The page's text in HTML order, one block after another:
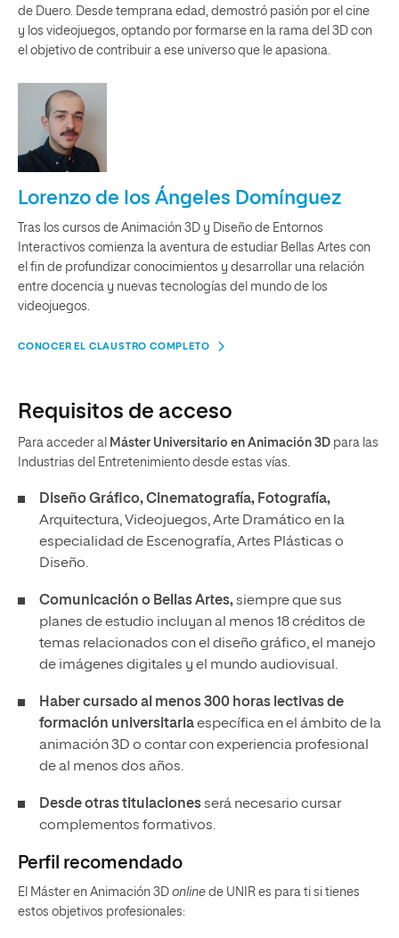
de Duero. Desde temprana edad, demostró pasión por el cine
y los videojuegos, optando por formarse en la rama del 3D con
el objetivo de contribuir a ese universo que le apasiona.
Lorenzo de los Ángeles Domínguez
Tras los cursos de Animación 3D y Diseño de Entornos
Interactivos comienza la aventura de estudiar Bellas Artes con
el fin de profundizar conocimientos y desarrollar una relación
entre docencia y nuevas tecnologías del mundo de los
videojuegos.
CONOCER EL CLAUSTRO COMPLETO
Requisitos de acceso
Para acceder al Máster Universitario en Animación 3D para las
Industrias del Entretenimiento desde estas vías.
Diseño Gráfico, Cinematografía, Fotografía,
Arquitectura, Videojuegos, Arte Dramático en la
especialidad de Escenografía, Artes Plásticas o
Diseño.
Comunicación o Bellas Artes,siempre que sus
planes de estudio incluyan al menos 18 créditos de
temas relacionados con el diseño gráfico, el manejo
de imágenes digitales y el mundo audiovisual.
Haber cursado al menos 300 horas lectivas de
formación universitariaespecífica en el ámbito de la
animación 3D o contar con experiencia profesional
de al menos dos años.
Desde otras titulacionesserá necesario cursar
complementos formativos.
Perfil recomendado
El Máster en Animación 3D online de UNIR es para ti si tienes
estos objetivos profesionales: